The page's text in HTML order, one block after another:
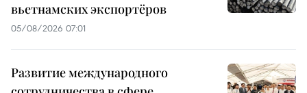
вьетнамских экспортёров
05/08/2026 07:01
Развитие международного